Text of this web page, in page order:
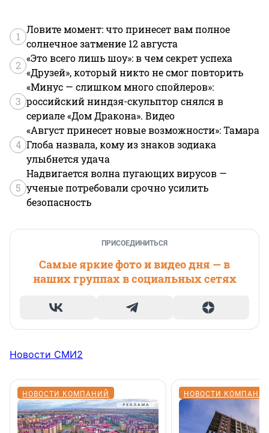
1
Ловите момент: что принесет вам полное
солнечное затмение 12 августа
2
«Это всего лишь шоу»: в чем секрет успеха
«Друзей», который никто не смог повторить
3
«Минус — слишком много спойлеров»:
российский ниндзя-скульптор снялся в
сериале «Дом Дракона». Видео
4
«Август принесет новые возможности»: Тамара
Глоба назвала, кому из знаков зодиака
улыбнется удача
5
Надвигается волна пугающих вирусов —
ученые потребовали срочно усилить
безопасность
ПРИСОЕДИНИТЬСЯ
Самые яркие фото и видео дня — в
наших группах в социальных сетях
Новости СМИ2
НОВОСТИ КОМПАНИЙ НОВОСТИ